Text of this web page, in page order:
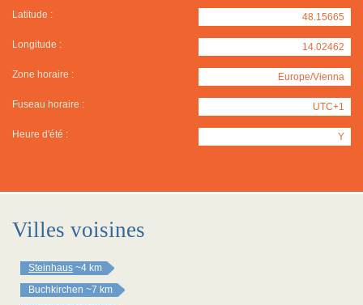
Latitude : 48.15665
Longitude : 14.02462
Zone horaire : Europe/Vienna
Fuseau horaire : UTC+1
Heure d'été : Y
Villes voisines
Steinhaus ~4 km
Buchkirchen ~7 km